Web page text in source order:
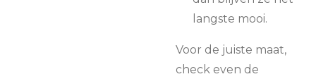
langste mooi.
Voor de juiste maat,
check even de